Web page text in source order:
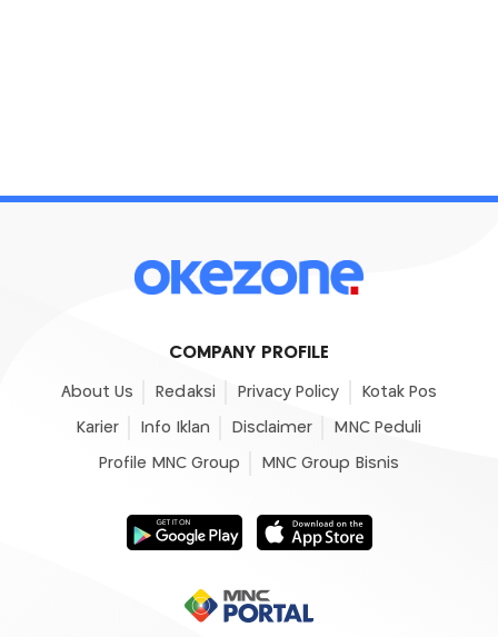
COMPANY PROFILE
About Us Redaksi Privacy Policy Kotak Pos
Karier Info Iklan Disclaimer MNC Peduli
Profile MNC Group MNC Group Bisnis